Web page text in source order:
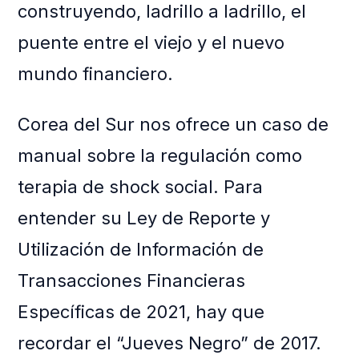
construyendo, ladrillo a ladrillo, el
puente entre el viejo y el nuevo
mundo financiero.
Corea del Sur nos ofrece un caso de
manual sobre la regulación como
terapia de shock social. Para
entender su Ley de Reporte y
Utilización de Información de
Transacciones Financieras
Específicas de 2021, hay que
recordar el “Jueves Negro” de 2017.